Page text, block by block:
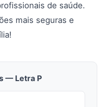
de saúde.
mais seguras e
— Letra P